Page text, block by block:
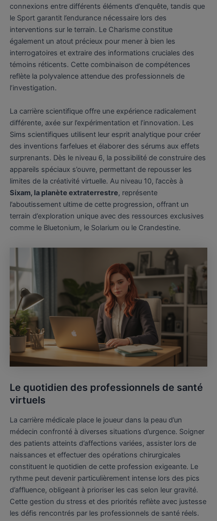
connexions entre différents éléments d’enquête, tandis que
le Sport garantit l’endurance nécessaire lors des
interventions sur le terrain. Le Charisme constitue
également un atout précieux pour mener à bien les
interrogatoires et extraire des informations cruciales des
témoins réticents. Cette combinaison de compétences
reflète la polyvalence attendue des professionnels de
l’investigation.
La carrière scientifique offre une expérience radicalement
différente, axée sur l’expérimentation et l’innovation. Les
Sims scientifiques utilisent leur esprit analytique pour créer
des inventions farfelues et élaborer des sérums aux effets
surprenants. Dès le niveau 6, la possibilité de construire des
appareils spéciaux s’ouvre, permettant de repousser les
limites de la créativité virtuelle. Au niveau 10, l’accès à
Sixam, la planète extraterrestre, représente
l’aboutissement ultime de cette progression, offrant un
terrain d’exploration unique avec des ressources exclusives
comme le Bluetonium, le Solarium ou le Crandestine.
Le quotidien des professionnels de santé
virtuels
La carrière médicale place le joueur dans la peau d’un
médecin confronté à diverses situations d’urgence. Soigner
des patients atteints d’affections variées, assister lors de
naissances et effectuer des opérations chirurgicales
constituent le quotidien de cette profession exigeante. Le
rythme peut devenir particulièrement intense lors des pics
d’affluence, obligeant à prioriser les cas selon leur gravité.
Cette gestion du stress et des priorités reflète avec justesse
les défis rencontrés par les professionnels de santé réels.